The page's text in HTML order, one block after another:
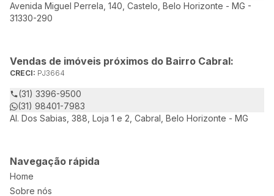
Avenida Miguel Perrela, 140, Castelo, Belo Horizonte - MG -
31330-290
Vendas de imóveis próximos do Bairro Cabral:
CRECI: PJ3664
(31) 3396-9500
(31) 98401-7983
Al. Dos Sabias, 388, Loja 1 e 2, Cabral, Belo Horizonte - MG
Navegação rápida
Home
Sobre nós